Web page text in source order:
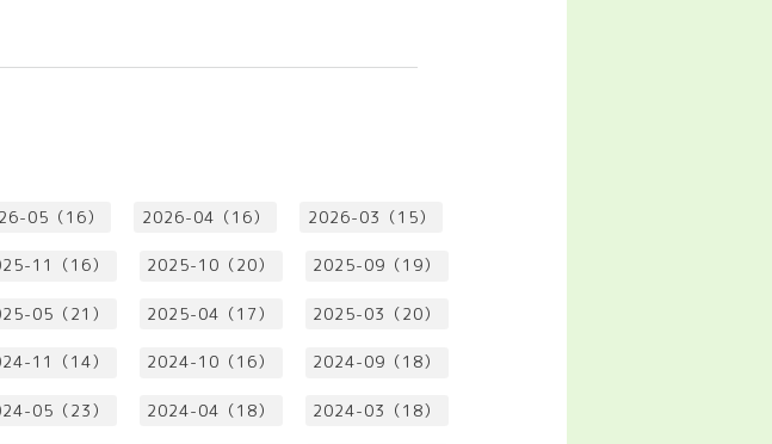
05（16） 2026-04（16） 2026-03（15）
11（16） 2025-10（20） 2025-09（19）
05（21） 2025-04（17） 2025-03（20）
11（14） 2024-10（16） 2024-09（18）
05（23） 2024-04（18） 2024-03（18）